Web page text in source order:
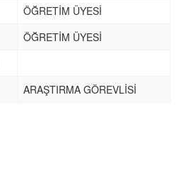
ÖĞRETİM ÜYESİ
ÖĞRETİM ÜYESİ
ARAŞTIRMA GÖREVLİSİ